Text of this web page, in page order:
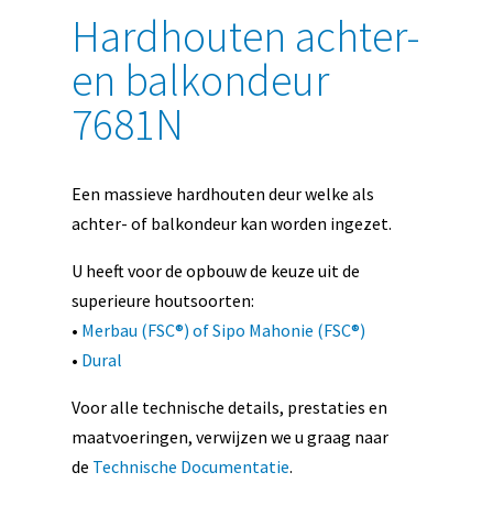
Hardhouten achter-
en balkondeur
7681N
Een massieve hardhouten deur welke als
achter- of balkondeur kan worden ingezet.
U heeft voor de opbouw de keuze uit de
superieure houtsoorten:
• Merbau (FSC®) of Sipo Mahonie (FSC®)
• Dural
Voor alle technische details, prestaties en
maatvoeringen, verwijzen we u graag naar
de Technische Documentatie.